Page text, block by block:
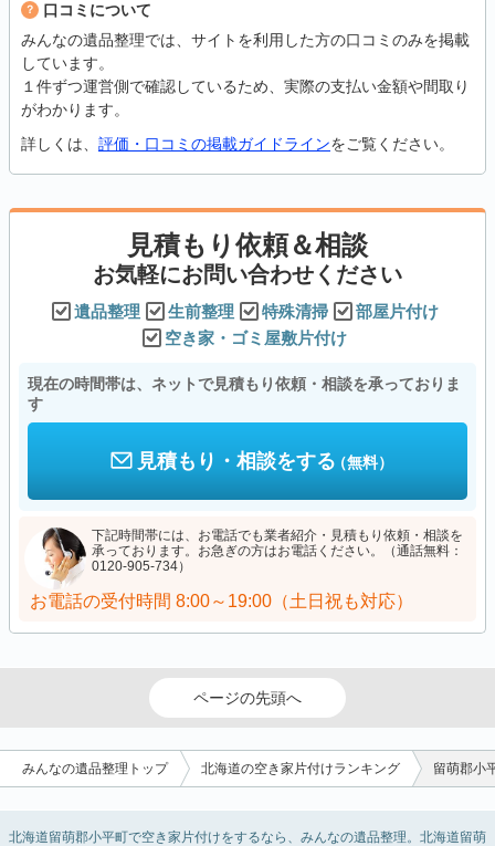
口コミについて
みんなの遺品整理では、サイトを利用した方の口コミのみを掲載
しています。
１件ずつ運営側で確認しているため、実際の支払い金額や間取り
がわかります。
詳しくは、 評価・口コミの掲載ガイドラインをご覧ください。
見積もり依頼＆相談
お気軽にお問い合わせください
遺品整理 生前整理 特殊清掃
部屋片付け
空き家・ゴミ屋敷片付け
現在の時間帯は、ネットで見積もり依頼・相談を承っておりま
す
見積もり・相談をする（無料）
下記時間帯には、お電話でも業者紹介・見積もり依頼・相談を
承っております。お急ぎの方はお電話ください。（通話無料：
0120-905-734）
お電話の受付時間 8:00～19:00（土日祝も対応）
ページの先頭へ
みんなの遺品整理トップ 北海道の空き家片付けランキング 留萌郡小
北海道留萌郡小平町で空き家片付けをするなら、みんなの遺品整理。北海道留萌